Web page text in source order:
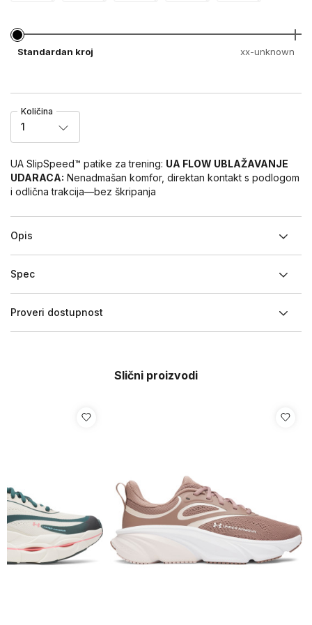
Standardan kroj xx-unknown
Količina
1
UA SlipSpeed™ patike za trening: UA FLOW UBLAŽAVANJE
UDARACA: Nenadmašan komfor, direktan kontakt s podlogom
i odlična trakcija—bez škripanja
Opis
Spec
Proveri dostupnost
Slični proizvodi